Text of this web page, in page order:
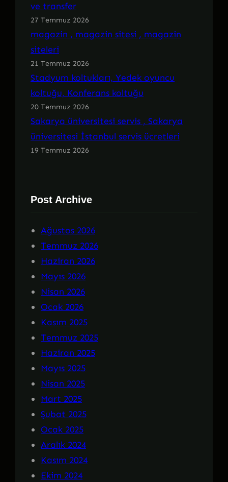
ve transfer
27 Temmuz 2026
magazin , magazin sitesi , magazin
siteleri
21 Temmuz 2026
Stadyum koltukları, Yedek oyuncu
koltuğu, Konferans koltuğu
20 Temmuz 2026
Sakarya üniversitesi servis , Sakarya
üniversitesi İstanbul servis ücretleri
19 Temmuz 2026
Post Archive
Ağustos 2026
Temmuz 2026
Haziran 2026
Mayıs 2026
Nisan 2026
Ocak 2026
Kasım 2025
Temmuz 2025
Haziran 2025
Mayıs 2025
Nisan 2025
Mart 2025
Şubat 2025
Ocak 2025
Aralık 2024
Kasım 2024
Ekim 2024